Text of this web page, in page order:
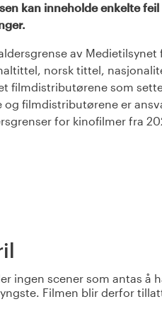
kan inneholde enkelte feil
av Medietilsynet
norsk tittel,
filmdistributørene som
og filmdistributørene er
for kinofilmer fra
ingen scener som antas å
Filmen blir derfor